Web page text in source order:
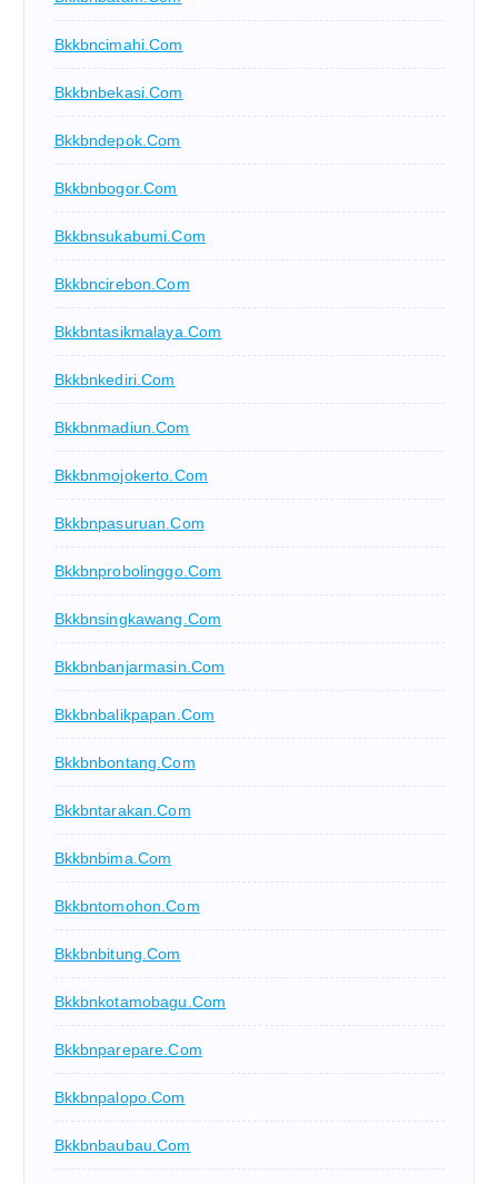
Bkkbncimahi.com
Bkkbnbekasi.com
Bkkbndepok.com
Bkkbnbogor.com
Bkkbnsukabumi.com
Bkkbncirebon.com
Bkkbntasikmalaya.com
Bkkbnkediri.com
Bkkbnmadiun.com
Bkkbnmojokerto.com
Bkkbnpasuruan.com
Bkkbnprobolinggo.com
Bkkbnsingkawang.com
Bkkbnbanjarmasin.com
Bkkbnbalikpapan.com
Bkkbnbontang.com
Bkkbntarakan.com
Bkkbnbima.com
Bkkbntomohon.com
Bkkbnbitung.com
Bkkbnkotamobagu.com
Bkkbnparepare.com
Bkkbnpalopo.com
Bkkbnbaubau.com